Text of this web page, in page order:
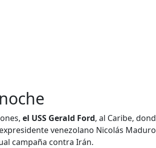
el USS Gerald Ford, al Caribe,
venezolano Nicolás
campaña contra Irán.